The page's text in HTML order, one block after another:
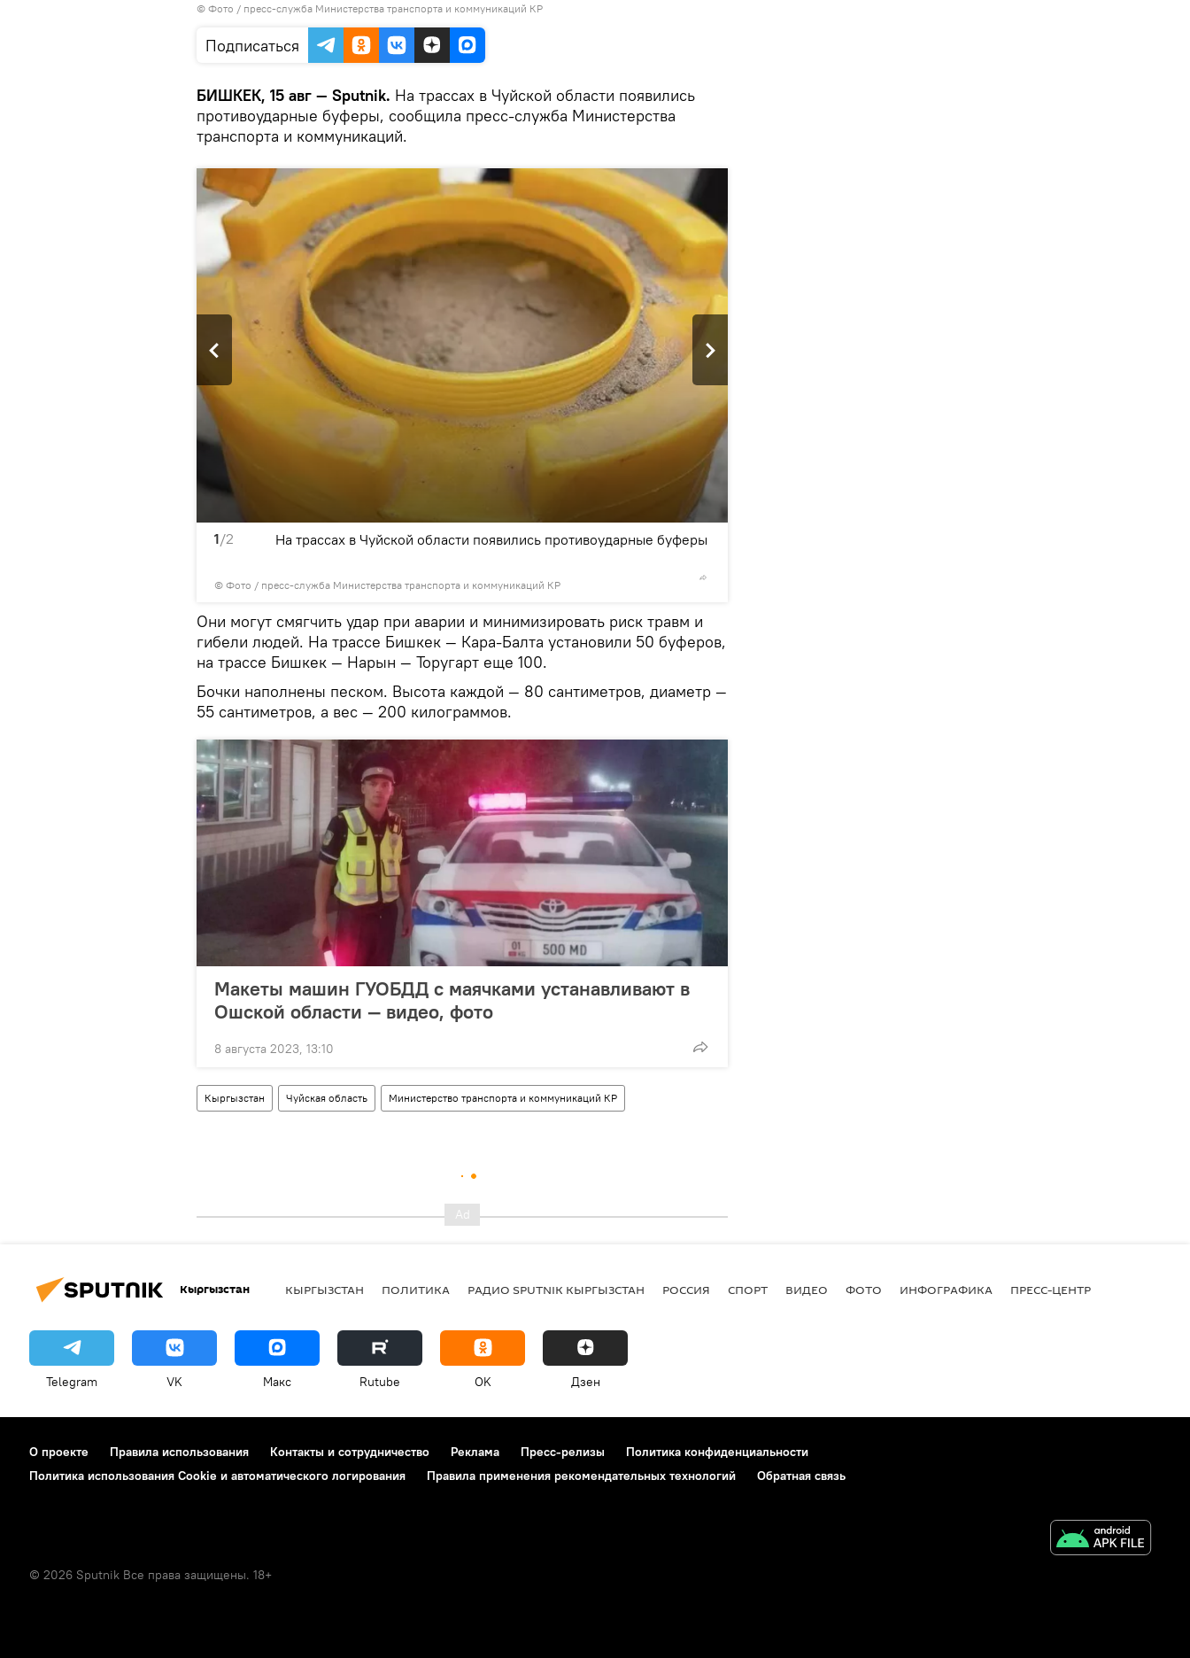
© Фото / пресс-служба Министерства транспорта и коммуникаций КР
Подписаться
БИШКЕК, 15 авг — Sputnik. На трассах в Чуйской области появились
противоударные буферы, сообщила пресс-служба Министерства
транспорта и коммуникаций.
1/2
© Фото / пресс-служба Министерства транспорта и коммуникаций КР
На трассах в Чуйской области появились противоударные буферы
Они могут смягчить удар при аварии и минимизировать риск травм и
гибели людей. На трассе Бишкек — Кара-Балта установили 50 буферов,
на трассе Бишкек — Нарын — Торугарт еще 100.
Бочки наполнены песком. Высота каждой — 80 сантиметров, диаметр —
55 сантиметров, а вес — 200 килограммов.
Макеты машин ГУОБДД с маячками устанавливают в
Ошской области — видео, фото
8 августа 2023, 13:10
Кыргызстан Чуйская область Министерство транспорта и коммуникаций КР
Кыргызстан КЫРГЫЗСТАН ПОЛИТИКА РАДИО SPUTNIK КЫРГЫЗСТАН РОССИЯ СПОРТ ВИДЕО ФОТО ИНФОГРАФИКА ПРЕСС-ЦЕНТР
Telegram VK Макс Rutube OK Дзен
О проекте Правила использования Контакты и сотрудничество Реклама Пресс-релизы
Политика конфиденциальности
Политика использования Cookie и автоматического логирования
Правила применения рекомендательных технологий Обратная связь
© 2026 Sputnik Все права защищены. 18+